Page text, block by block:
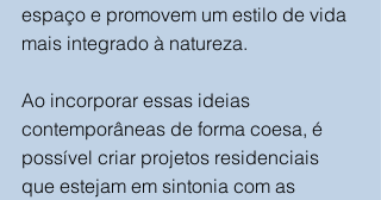
espaço e promovem um estilo de vida
mais integrado à natureza.
Ao incorporar essas ideias
contemporâneas de forma coesa, é
possível criar projetos residenciais
que estejam em sintonia com as